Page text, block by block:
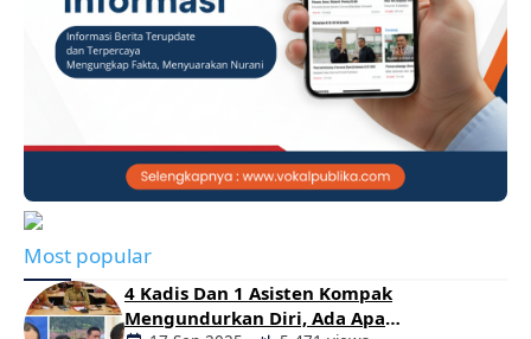
Most popular
4 Kadis Dan 1 Asisten Kompak
Mengundurkan Diri, Ada Apa